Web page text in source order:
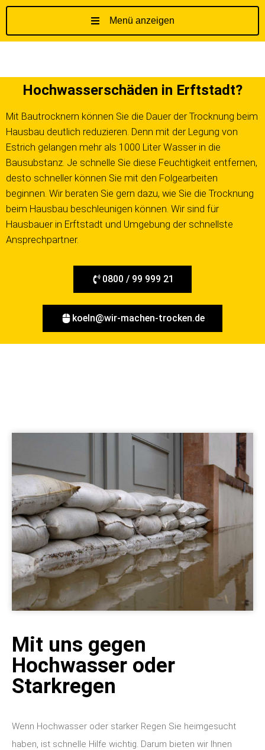
a
l
t
s
p
g
e
Menü anzeigen
Hochwasserschäden in Erftstadt?
Mit Bautrocknern können Sie die Dauer der Trocknung beim
Hausbau deutlich reduzieren. Denn mit der Legung von
Estrich gelangen mehr als 1000 Liter Wasser in die
Bausubstanz. Je schnelle Sie diese Feuchtigkeit entfernen,
desto schneller können Sie mit den Folgearbeiten
beginnen. Wir beraten Sie gern dazu, wie Sie die Trocknung
beim Hausbau beschleunigen können. Wir sind für
Hausbauer in Erftstadt und Umgebung der schnellste
Ansprechpartner.
0800 / 99 999 21
koeln@wir-machen-trocken.de
Mit uns gegen
Hochwasser oder
Starkregen
Wenn Hochwasser oder starker Regen Sie heimgesucht
haben, ist schnelle Hilfe wichtig. Darum bieten wir Ihnen